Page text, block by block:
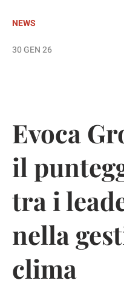
NEWS
30 GEN 26
Evoca
il
tra i
nella
clima